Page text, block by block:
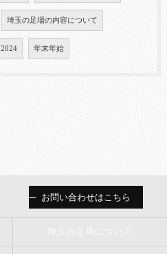
埼玉の足場の内容について
2024 年末年始
お問い合わせはこちら